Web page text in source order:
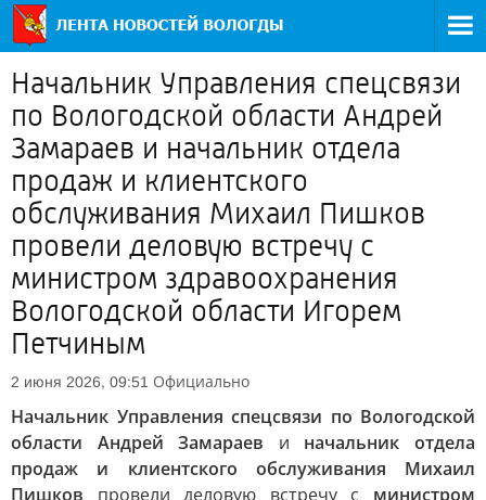
Начальник Управления спецсвязи
по Вологодской области Андрей
Замараев и начальник отдела
продаж и клиентского
обслуживания Михаил Пишков
провели деловую встречу с
министром здравоохранения
Вологодской области Игорем
Петчиным
2 июня 2026, 09:51 Официально
Начальник Управления спецсвязи по Вологодской
области Андрей Замараев и начальник отдела
продаж и клиентского обслуживания Михаил
Пишков провели деловую встречу с министром